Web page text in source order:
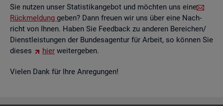
Sie nut­zen unser Sta­tis­tik­an­ge­bot und möch­ten uns eine
Rück­mel­dung geben? Dann freu­en wir uns über eine Nach­
richt von Ihnen. Haben Sie Feed­back zu an­de­ren Be­rei­chen/
Dienst­leis­tun­gen der Bun­des­agen­tur für Ar­beit, so kön­nen Sie
die­ses
hier wei­ter­ge­ben.
Vie­len Dank für Ihre An­re­gun­gen!